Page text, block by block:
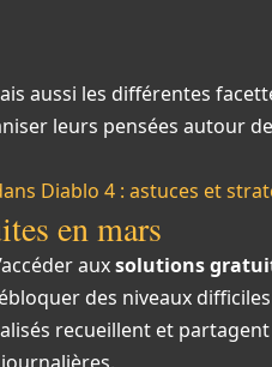
aussi les différentes
leurs pensées autour
Diablo 4 : astuces et
en mars
auxsolutions
des niveaux
recueillent et